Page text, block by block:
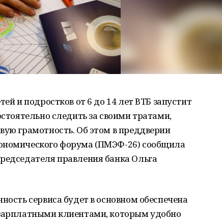
и подростков от 6 до 14 лет ВТБ запустит
следить за своими тратами,
грамотность. Об этом в преддверии
форума (ПМЭФ-26) сообщила
правления банка Ольга
сервиса будет в основном обеспечена
клиентами, которым удобно